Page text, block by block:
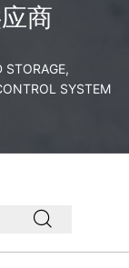
商
STORAGE,
SYSTEM
